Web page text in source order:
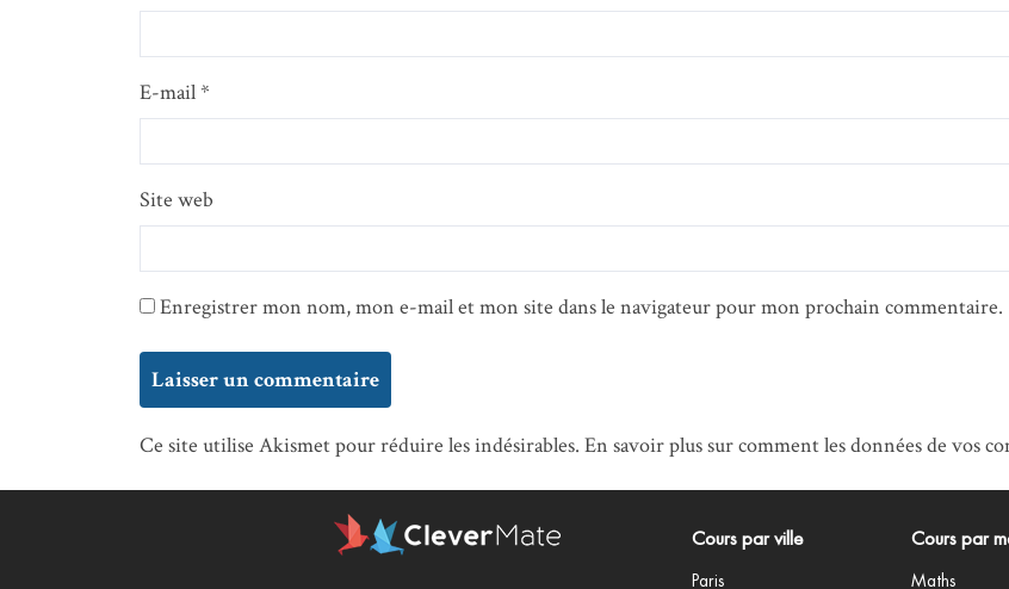
E-mail*
Site web
Enregistrer mon nom, mon e-mail et mon site dans le navigateur pour mon prochain commentaire.
Ce site utilise Akismet pour réduire les indésirables. En savoir plus sur comment les données de vos
Cours par ville
Paris
Cours par
Maths